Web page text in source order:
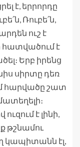
է, երրորդը
Ռուբե՛ն,
ուշ է
հատվածում է
Երբ իրենց
սիրտը դեռ
հարվածը շատ
է լինի,
թշնամու
կապիտանն էլ,